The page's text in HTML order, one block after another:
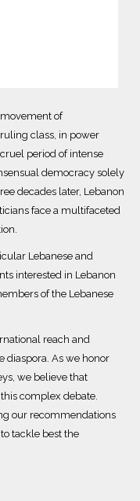
of
class, in power
period of intense
democracy solely
decades later, Lebanon
face a multifaceted
Lebanese and
interested in Lebanon
of the Lebanese
reach and
diaspora. As we honor
we believe that
complex debate.
our recommendations
tackle best the